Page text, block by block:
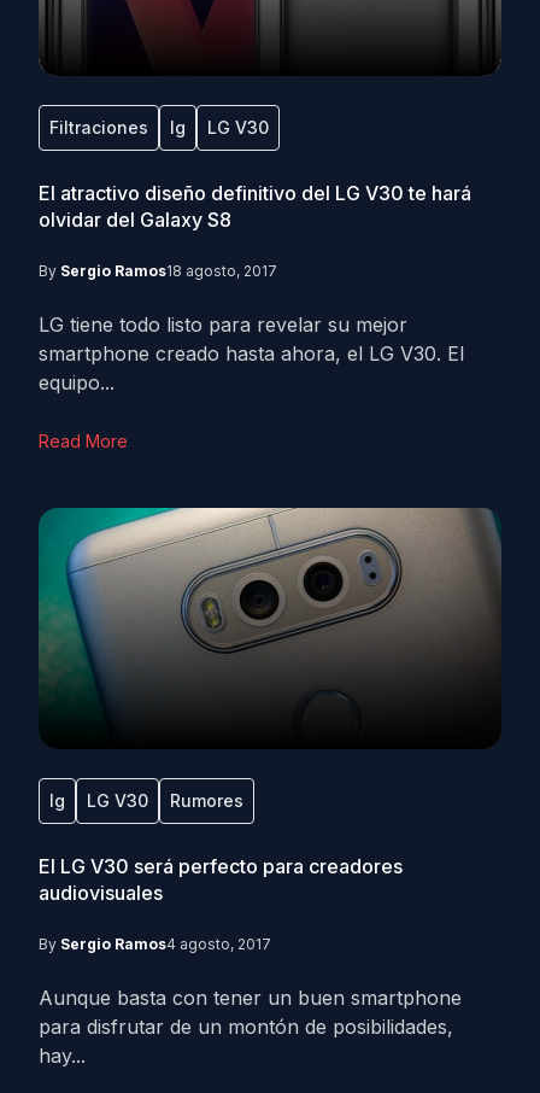
Filtraciones lg LG V30
El atractivo diseño definitivo del LG V30 te hará
olvidar del Galaxy S8
By Sergio Ramos18 agosto, 2017
LG tiene todo listo para revelar su mejor
smartphone creado hasta ahora, el LG V30. El
equipo...
Read More
lg LG V30 Rumores
El LG V30 será perfecto para creadores
audiovisuales
By Sergio Ramos4 agosto, 2017
Aunque basta con tener un buen smartphone
para disfrutar de un montón de posibilidades,
hay...